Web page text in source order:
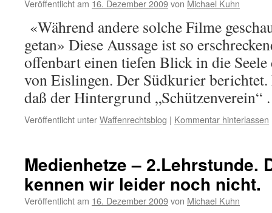
Veröffentlicht am 16. Dezember 2009von Michael Kuhn
«Während andere solche Filme
getan» Diese Aussage ist so
offenbart einen tiefen Blick in die
von Eislingen. Der Südkurier berichtet.
daß der Hintergrund
Veröffentlicht unterWaffenrechtsblog | Kommentar hinterlassen
Medienhetze – 2.Lehrstunde.
kennen wir leider noch nicht.
Veröffentlicht am 16. Dezember 2009von Michael Kuhn